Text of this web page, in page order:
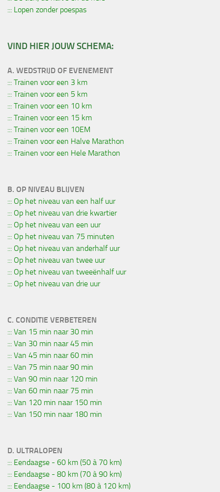
::: Lopen zonder poespas
VIND HIER JOUW SCHEMA:
A. WEDSTRIJD OF EVENEMENT
::: Trainen voor een 3 km
::: Trainen voor een 5 km
::: Trainen voor een 10 km
::: Trainen voor een 15 km
::: Trainen voor een 10EM
::: Trainen voor een Halve Marathon
::: Trainen voor een Hele Marathon
B. OP NIVEAU BLIJVEN
::: Op het niveau van een half uur
::: Op het niveau van drie kwartier
::: Op het niveau van een uur
::: Op het niveau van 75 minuten
::: Op het niveau van anderhalf uur
::: Op het niveau van twee uur
::: Op het niveau van tweeënhalf uur
::: Op het niveau van drie uur
C. CONDITIE VERBETEREN
::: Van 15 min naar 30 min
::: Van 30 min naar 45 min
::: Van 45 min naar 60 min
::: Van 75 min naar 90 min
::: Van 90 min naar 120 min
::: Van 60 min naar 75 min
::: Van 120 min naar 150 min
::: Van 150 min naar 180 min
D. ULTRALOPEN
::: Eendaagse - 60 km (50 à 70 km)
::: Eendaagse - 80 km (70 à 90 km)
::: Eendaagse - 100 km (80 à 120 km)